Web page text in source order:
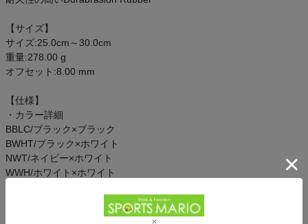
【サイズ】
サイズ:25.0cm～30.0cm
重量:278.00 g
オフセット:8.00 mm
【仕様】
・カラー詳細
BBLC/ブラック×ブラック
BWHT/ブラック×ホワイト
NWT/ネイビー×ホワイト
WWH/ホワイト×ホワイト
PTYG/プッティ×グラウト
STLLR/ステラーグレー